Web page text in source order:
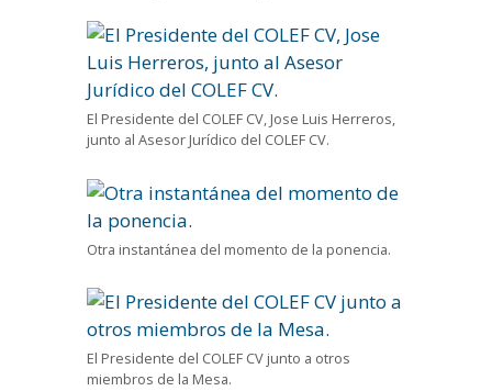
El Presidente del COLEF CV, Jose Luis Herreros,
junto al Asesor Jurídico del COLEF CV.
Otra instantánea del momento de la ponencia.
El Presidente del COLEF CV junto a otros
miembros de la Mesa.